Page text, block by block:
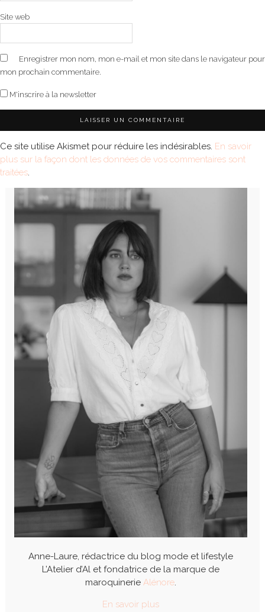
Site web
Enregistrer mon nom, mon e-mail et mon site dans le navigateur pour
mon prochain commentaire.
M'inscrire à la newsletter
Ce site utilise Akismet pour réduire les indésirables. En savoir
plus sur la façon dont les données de vos commentaires sont
traitées.
Anne-Laure, rédactrice du blog mode et lifestyle
L’Atelier d’Al et fondatrice de la marque de
maroquinerie Alénore.
En savoir plus